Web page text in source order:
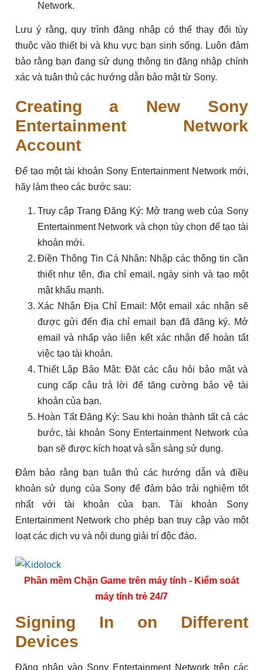
Network.
Lưu ý rằng, quy trình đăng nhập có thể thay đổi tùy
thuộc vào thiết bị và khu vực bạn sinh sống. Luôn đảm
bảo rằng bạn đang sử dụng thông tin đăng nhập chính
xác và tuân thủ các hướng dẫn bảo mật từ Sony.
Creating a New Sony
Entertainment Network
Account
Để tạo một tài khoản Sony Entertainment Network mới,
hãy làm theo các bước sau:
Truy cập Trang Đăng Ký: Mở trang web của Sony
Entertainment Network và chọn tùy chọn để tạo tài
khoản mới.
Điền Thông Tin Cá Nhân: Nhập các thông tin cần
thiết như tên, địa chỉ email, ngày sinh và tạo một
mật khẩu mạnh.
Xác Nhận Địa Chỉ Email: Một email xác nhận sẽ
được gửi đến địa chỉ email bạn đã đăng ký. Mở
email và nhấp vào liên kết xác nhận để hoàn tất
việc tạo tài khoản.
Thiết Lập Bảo Mật: Đặt các câu hỏi bảo mật và
cung cấp câu trả lời để tăng cường bảo vệ tài
khoản của bạn.
Hoàn Tất Đăng Ký: Sau khi hoàn thành tất cả các
bước, tài khoản Sony Entertainment Network của
bạn sẽ được kích hoạt và sẵn sàng sử dụng.
Đảm bảo rằng bạn tuân thủ các hướng dẫn và điều
khoản sử dụng của Sony để đảm bảo trải nghiệm tốt
nhất với tài khoản của bạn. Tài khoản Sony
Entertainment Network cho phép bạn truy cập vào một
loạt các dịch vụ và nội dung giải trí độc đáo.
Phần mềm Chặn Game trên máy tính - Kiểm soát
máy tính trẻ 24/7
Signing In on Different
Devices
Đăng nhập vào Sony Entertainment Network trên các